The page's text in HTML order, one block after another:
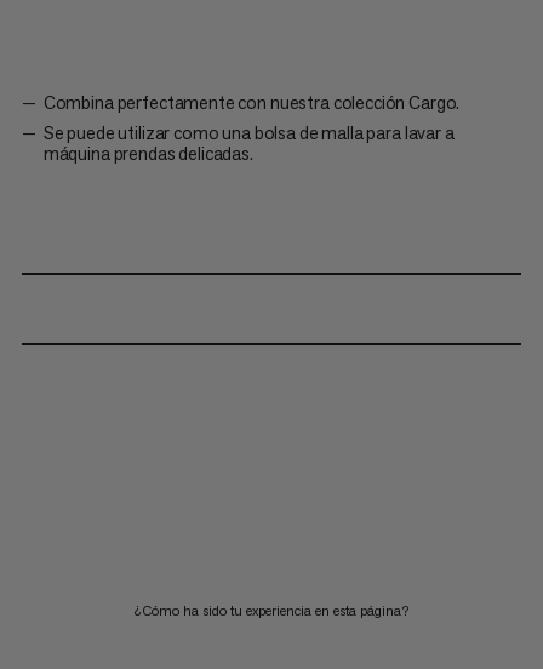
Combina perfectamente con nuestra colección Cargo.
Se puede utilizar como una bolsa de malla para lavar a
máquina prendas delicadas.
¿Cómo ha sido tu experiencia en esta página?